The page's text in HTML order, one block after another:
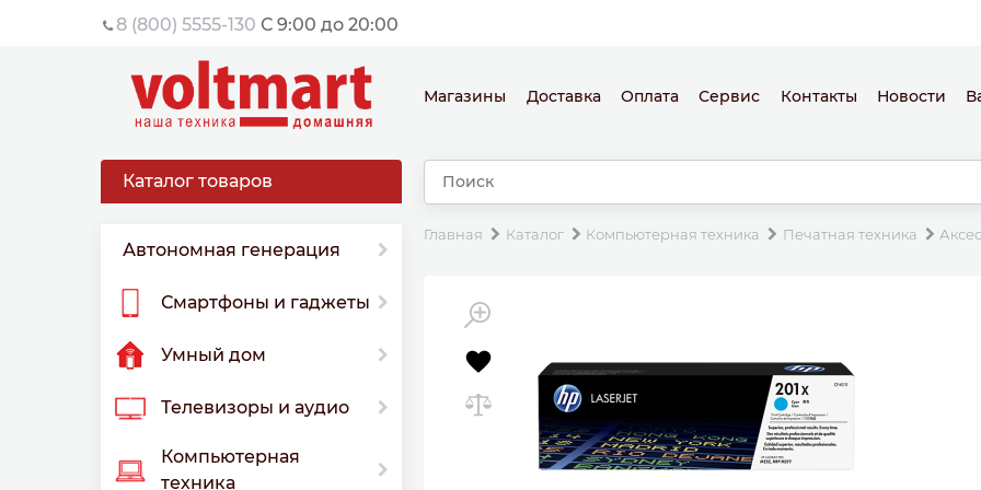
8 (800) 5555-130 С 9:00 до 20:00
Магазины Доставка Оплата Сервис Контакты Новости
Каталог товаров
Автономная генерация
Смартфоны и гаджеты
Умный дом
Телевизоры и аудио
Компьютерная
техника
Главная Каталог Компьютерная техника Печатная техника